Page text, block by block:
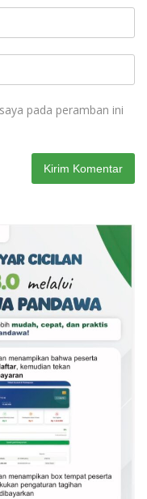
pada peramban ini